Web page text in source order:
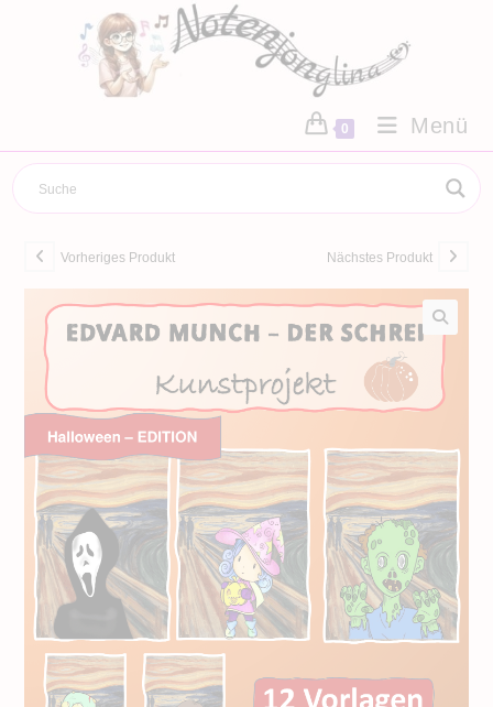
0 Menü
Vorheriges Produkt Nächstes Produkt